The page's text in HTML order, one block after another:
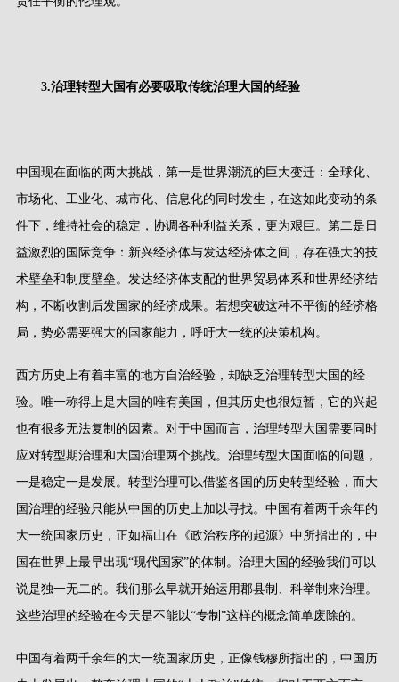
3.治理转型大国有必要吸取传统治理大国的经验
中国现在面临的两大挑战，第一是世界潮流的巨大变迁：全球化、
市场化、工业化、城市化、信息化的同时发生，在这如此变动的条
件下，维持社会的稳定，协调各种利益关系，更为艰巨。第二是日
益激烈的国际竞争：新兴经济体与发达经济体之间，存在强大的技
术壁垒和制度壁垒。发达经济体支配的世界贸易体系和世界经济结
构，不断收割后发国家的经济成果。若想突破这种不平衡的经济格
局，势必需要强大的国家能力，呼吁大一统的决策机构。
西方历史上有着丰富的地方自治经验，却缺乏治理转型大国的经
验。唯一称得上是大国的唯有美国，但其历史也很短暂，它的兴起
也有很多无法复制的因素。对于中国而言，治理转型大国需要同时
应对转型期治理和大国治理两个挑战。治理转型大国面临的问题，
一是稳定一是发展。转型治理可以借鉴各国的历史转型经验，而大
国治理的经验只能从中国的历史上加以寻找。中国有着两千余年的
大一统国家历史，正如福山在《政治秩序的起源》中所指出的，中
国在世界上最早出现“现代国家”的体制。治理大国的经验我们可以
说是独一无二的。我们那么早就开始运用郡县制、科举制来治理。
这些治理的经验在今天是不能以“专制 ”这样的概念简单废除的。
中国有着两千余年的大一统国家历史，正像钱穆所指出的，中国历